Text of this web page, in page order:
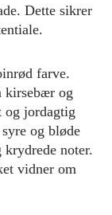
Dette sikrer
farve.
kirsebær og
og jordagtig
og bløde
krydrede noter.
vidner om